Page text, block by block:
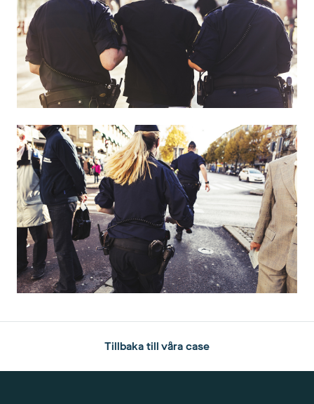
Tillbaka till våra case